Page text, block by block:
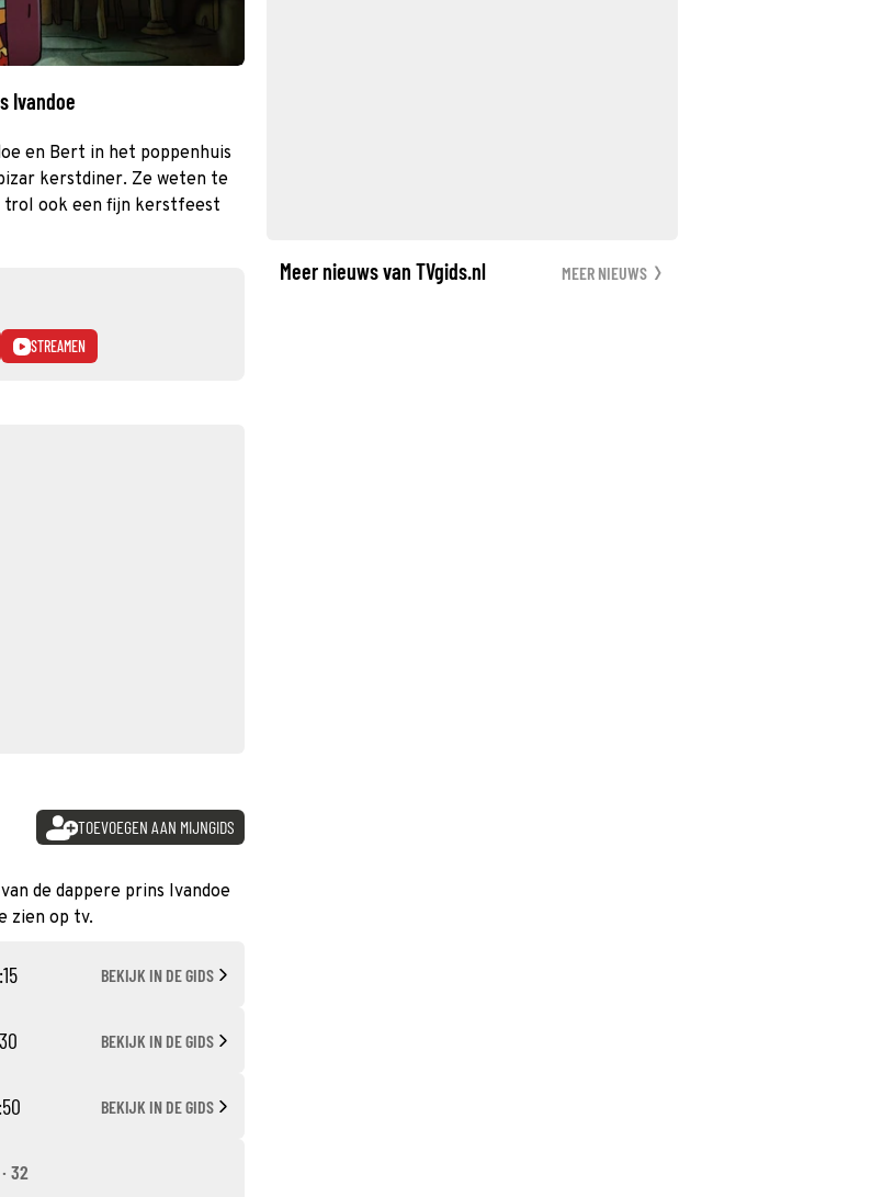
Ivandoe
en Bert in het poppenhuis
kerstdiner. Ze weten te
trol ook een fijn kerstfeest
STREAMEN
TOEVOEGEN AAN MIJNGIDS
de dappere prins Ivandoe
zien op tv.
BEKIJK IN DE GIDS
BEKIJK IN DE GIDS
BEKIJK IN DE GIDS
32
Meer nieuws van TVgids.nl MEER NIEUWS